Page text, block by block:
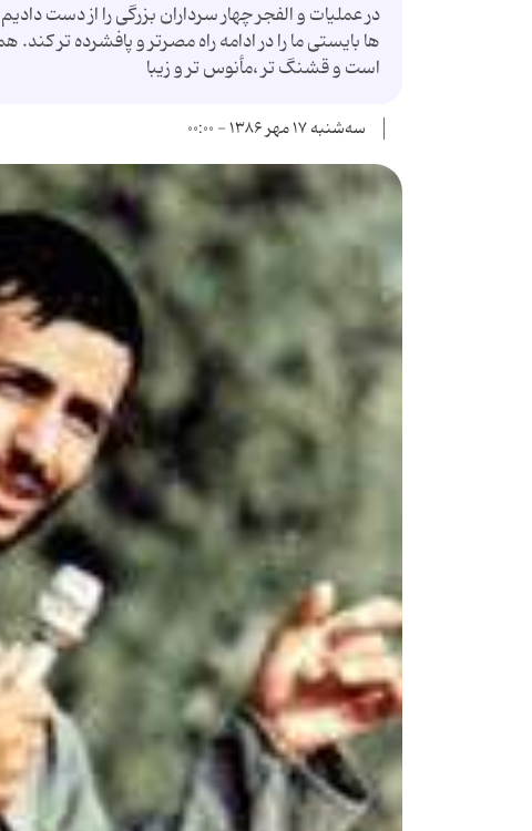
در عملیات و الفجر چهار سرداران بزرگی را از دست
ها بایستی ما را در ادامه راه مصرتر و پافشرده تر
است و قشنگ تر ،مأنوس تر و زیبا
سه‌شنبه ۱۷ مهر ۱۳۸۶ - ۰۰:۰۰